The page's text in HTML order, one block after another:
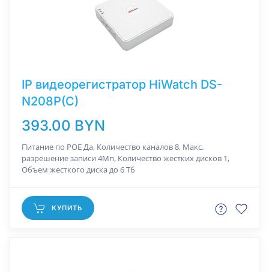
IP видеорегистратор HiWatch DS-
N208P(C)
393.00 BYN
Питание по РОЕ Да, Количество каналов 8, Макс.
разрешение записи 4Мп, Количество жестких дисков 1,
Объем жесткого диска до 6 Тб
КУПИТЬ